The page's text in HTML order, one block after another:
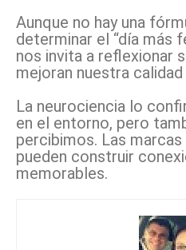
Aunque no hay una
determinar el “día más
nos invita a reflexionar
mejoran nuestra calidad
La neurociencia lo
en el entorno, pero
percibimos. Las
pueden construir
memorables.